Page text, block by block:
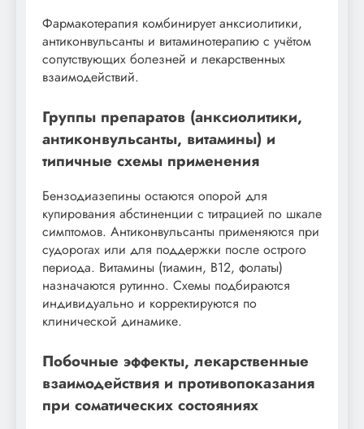
Фармакотерапия комбинирует анксиолитики,
антиконвульсанты и витаминотерапию с учётом
сопутствующих болезней и лекарственных
взаимодействий.
Группы препаратов (анксиолитики,
антиконвульсанты, витамины) и
типичные схемы применения
Бензодиазепины остаются опорой для
купирования абстиненции с титрацией по шкале
симптомов. Антиконвульсанты применяются при
судорогах или для поддержки после острого
периода. Витамины (тиамин, B12, фолаты)
назначаются рутинно. Схемы подбираются
индивидуально и корректируются по
клинической динамике.
Побочные эффекты, лекарственные
взаимодействия и противопоказания
при соматических состояниях